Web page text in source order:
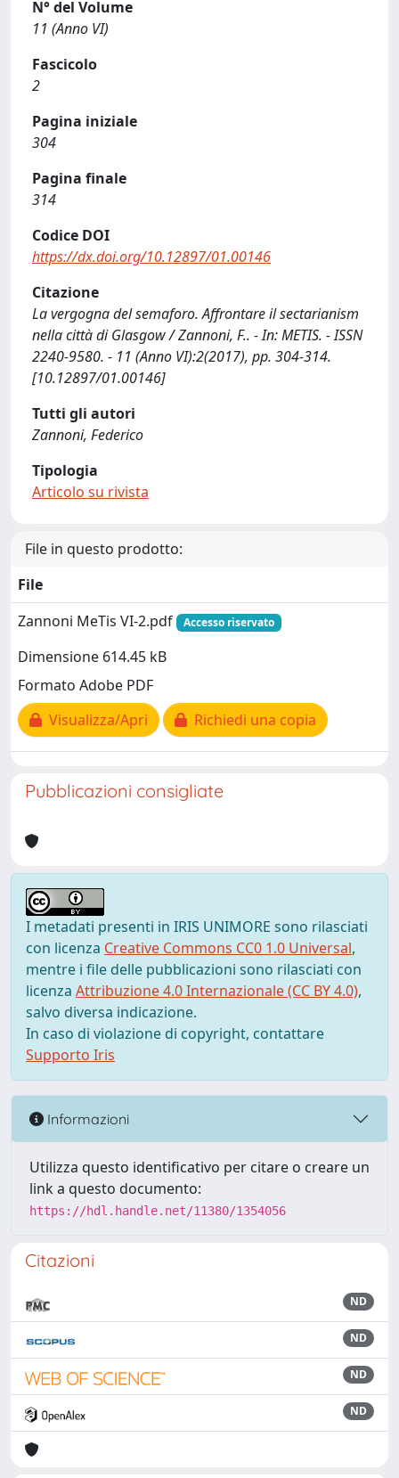
N° del Volume
11 (Anno VI)
Fascicolo
2
Pagina iniziale
304
Pagina finale
314
Codice DOI
https://dx.doi.org/10.12897/01.00146
Citazione
La vergogna del semaforo. Affrontare il sectarianism
nella città di Glasgow / Zannoni, F.. - In: METIS. - ISSN
2240-9580. - 11 (Anno VI):2(2017), pp. 304-314.
[10.12897/01.00146]
Tutti gli autori
Zannoni, Federico
Tipologia
Articolo su rivista
File in questo prodotto:
File
Zannoni MeTis VI-2.pdf
Accesso riservato
Dimensione 614.45 kB
Formato Adobe PDF
Visualizza/Apri
Richiedi una copia
Pubblicazioni consigliate
I metadati presenti in IRIS UNIMORE sono rilasciati
con licenza Creative Commons CC0 1.0 Universal,
mentre i file delle pubblicazioni sono rilasciati con
licenza Attribuzione 4.0 Internazionale (CC BY 4.0),
salvo diversa indicazione.
In caso di violazione di copyright, contattare
Supporto Iris
Informazioni
Utilizza questo identificativo per citare o creare un
link a questo documento:
https://hdl.handle.net/11380/1354056
Citazioni
ND
ND
ND
ND